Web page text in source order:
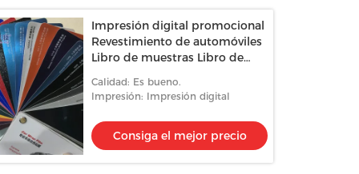
Impresión digital promocional
Revestimiento de automóviles
Libro de muestras Libro de
Calidad: Es bueno.
Impresión: Impresión digital
Consiga el mejor precio